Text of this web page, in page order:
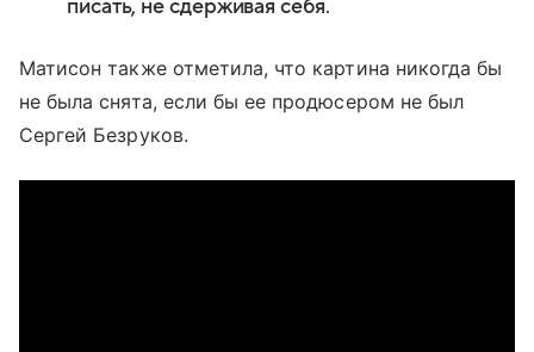
писать, не сдерживая себя.
Матисон также отметила, что картина никогда бы
не была снята, если бы ее продюсером не был
Сергей Безруков.